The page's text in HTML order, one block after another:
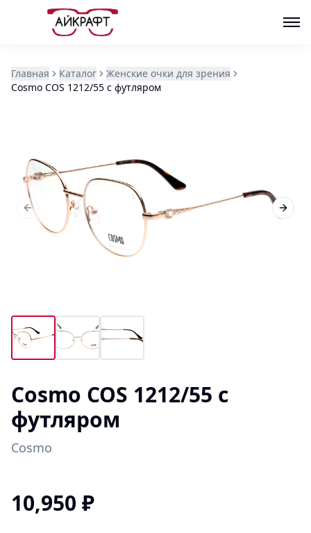
Главная Каталог
Женские очки для зрения
Cosmo COS 1212/55 с футляром
Previous slide Next
Cosmo COS 1212/55 с
футляром
Cosmo
10,950 ₽